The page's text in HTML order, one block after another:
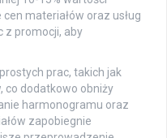
materiałów oraz usług
z promocji, aby
prac, takich jak
co dodatkowo obniży
harmonogramu oraz
zapobiegnie